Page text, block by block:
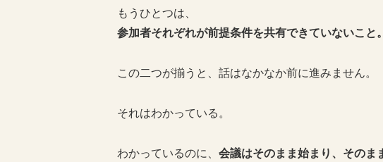
もうひとつは、
参加者それぞれが前提条件を共有できていないこと。
この二つが揃うと、話はなかなか前に進みません。
それはわかっている。
わかっているのに、 会議はそのまま始まり、そのま